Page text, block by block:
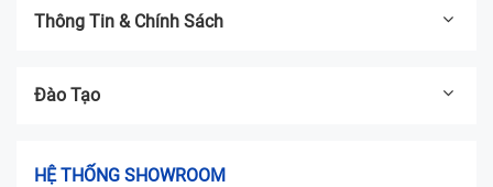
Thông Tin & Chính Sách
Đào Tạo
HỆ THỐNG SHOWROOM